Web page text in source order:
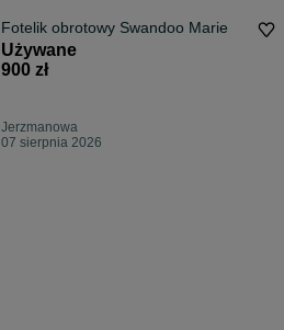
Fotelik obrotowy Swandoo Marie
Używane
900 zł
Jerzmanowa
07 sierpnia 2026